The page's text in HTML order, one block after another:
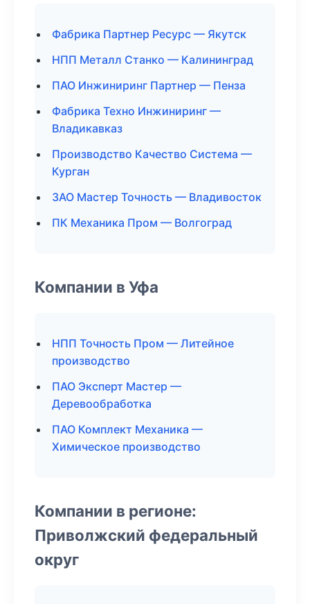
Фабрика Партнер Ресурс — Якутск
НПП Металл Станко — Калининград
ПАО Инжиниринг Партнер — Пенза
Фабрика Техно Инжиниринг —
Владикавказ
Производство Качество Система —
Курган
ЗАО Мастер Точность — Владивосток
ПК Механика Пром — Волгоград
Компании в Уфа
НПП Точность Пром — Литейное
производство
ПАО Эксперт Мастер —
Деревообработка
ПАО Комплект Механика —
Химическое производство
Компании в регионе:
Приволжский федеральный
округ